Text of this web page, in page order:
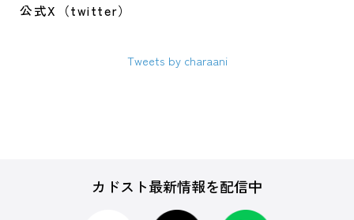
公式X（twitter）
Tweets by charaani
カドスト最新情報を配信中